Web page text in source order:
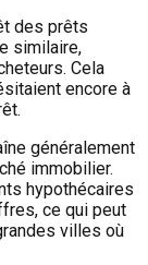
des prêts
similaire,
Cela
encore à
généralement
immobilier.
hypothécaires
ce qui peut
villes où